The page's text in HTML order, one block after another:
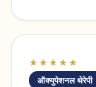
★★★★★
ऑक्युपेशनल थेरेपी